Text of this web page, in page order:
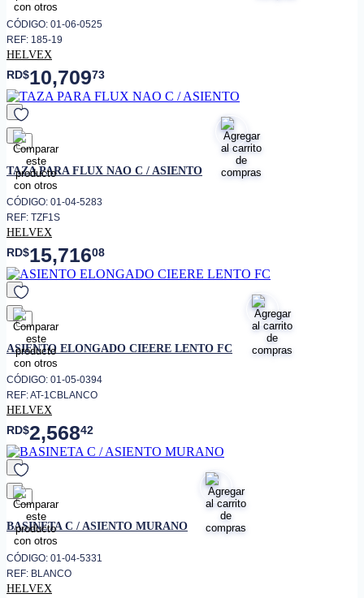
CÓDIGO: 01-06-0525
REF: 185-19
HELVEX
RD$10,70973
favorito
TAZA PARA FLUX NAO C / ASIENTO
CÓDIGO: 01-04-5283
REF: TZF1S
HELVEX
RD$15,71608
favorito
ASIENTO ELONGADO CIEERE LENTO FC
CÓDIGO: 01-05-0394
REF: AT-1CBLANCO
HELVEX
RD$2,56842
favorito
BASINETA C / ASIENTO MURANO
CÓDIGO: 01-04-5331
REF: BLANCO
HELVEX